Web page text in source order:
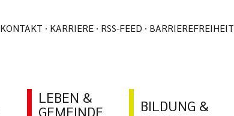
KONTAKT KARRIERE RSS-FEED BARRIEREFREIHEIT
LEBEN &
GEMEINDE
BILDUNG &